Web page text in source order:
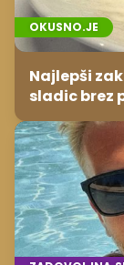
OKUSNO.JE
Najlepši
sladic brez